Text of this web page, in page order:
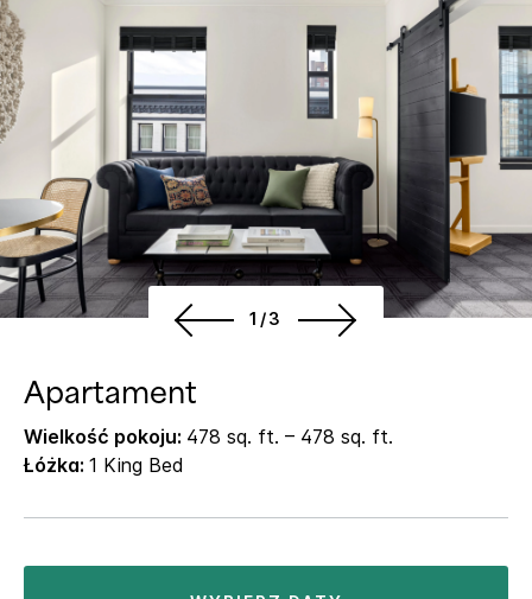
1/3
Apartament
Wielkość pokoju: 478 sq. ft. – 478 sq. ft.
Łóżka: 1 King Bed